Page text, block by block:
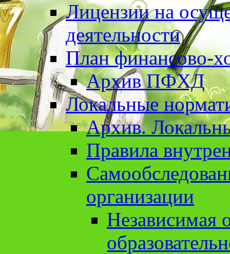
Лицензии на
деятельности
План финансово-
Архив ПФХД
Локальные
Архив.
Правила
организации
Независимая